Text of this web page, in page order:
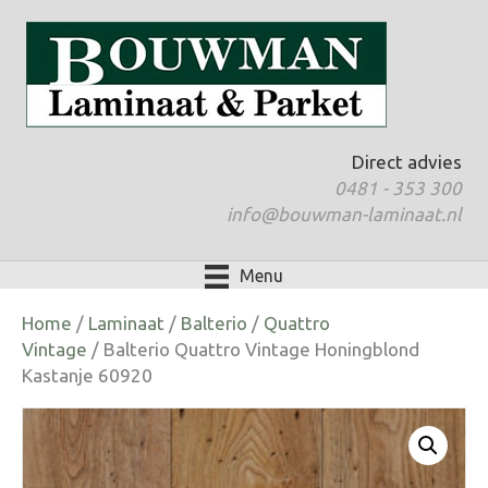
Direct advies
0481 - 353 300
info@bouwman-laminaat.nl
Menu
Home / Laminaat / Balterio / Quattro
Vintage / Balterio Quattro Vintage Honingblond
Kastanje 60920